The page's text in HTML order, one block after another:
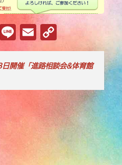
T Li
n
e
E
m
ai
C
o
p
Li
n
k
開催「進路相談会&体育館